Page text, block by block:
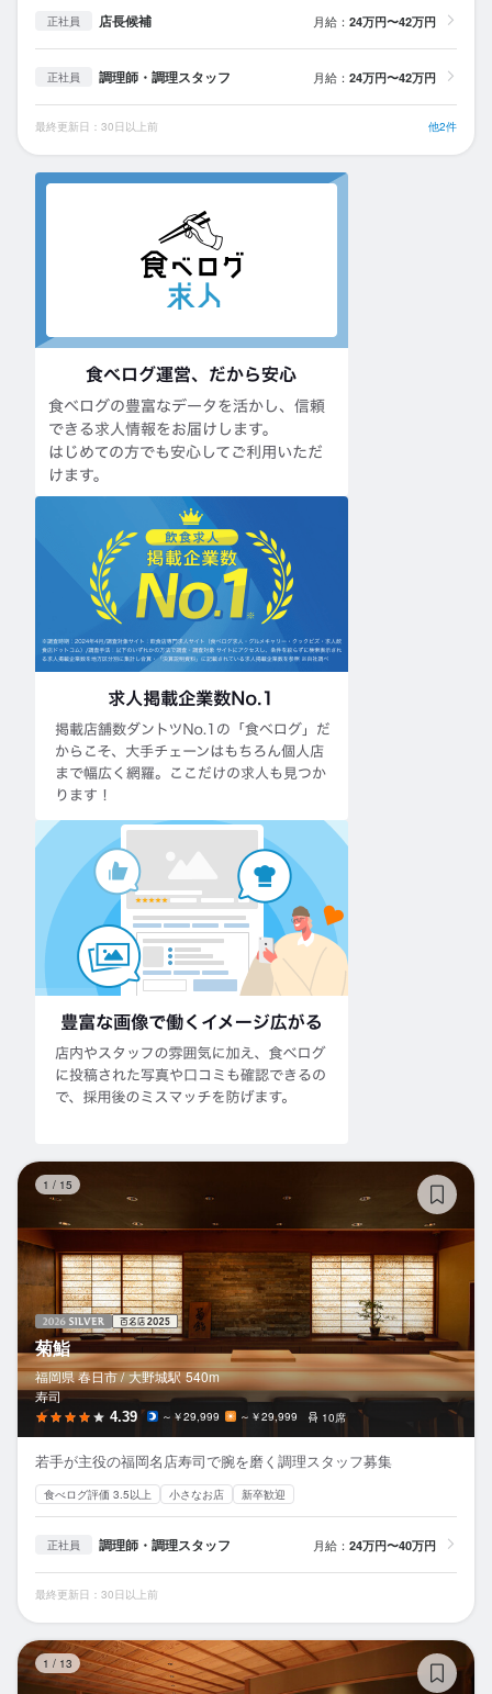
正社員 店長候補 月給： 24万円〜42万円
正社員 調理師・調理スタッフ 月給： 24万円〜42万円
最終更新日：30日以上前 他2件
1 / 15
菊鮨
福岡県 春日市 / 大野城駅 540m
寿司
4.39 ～￥29,999 ～￥29,999 10席
若手が主役の福岡名店寿司で腕を磨く調理スタッフ募集
食べログ評価 3.5以上 小さなお店 新卒歓迎
正社員 調理師・調理スタッフ 月給： 24万円〜40万円
最終更新日：30日以上前
1 / 13